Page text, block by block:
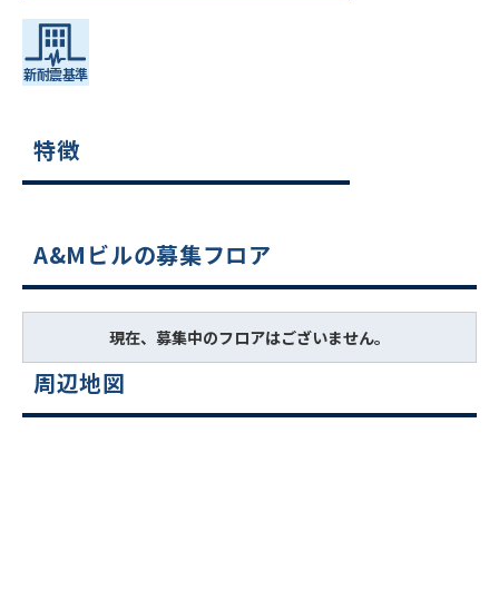
特徴
A&Mビルの募集フロア
現在、募集中のフロアはございません。
周辺地図